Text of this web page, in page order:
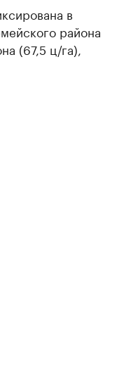
в
района
(67,5 ц/га),